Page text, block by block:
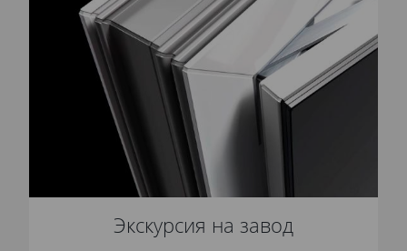
Экскурсия на завод